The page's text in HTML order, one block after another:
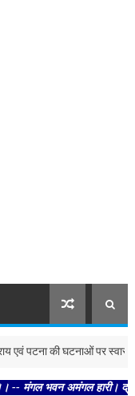
की घटनाओं पर स्वास्थ्य विभाग
अमंगल हारी। द्रवहु